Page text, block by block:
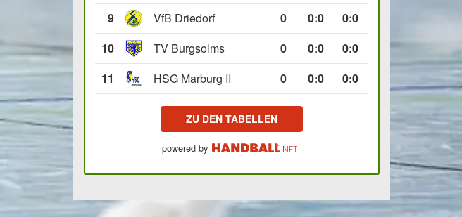
9
VfB Driedorf 0 0:0
0:0
10
TV Burgsolms 0 0:0
0:0
11
HSG Marburg II 0 0:0 0:0
ZU DEN TABELLEN
powered by